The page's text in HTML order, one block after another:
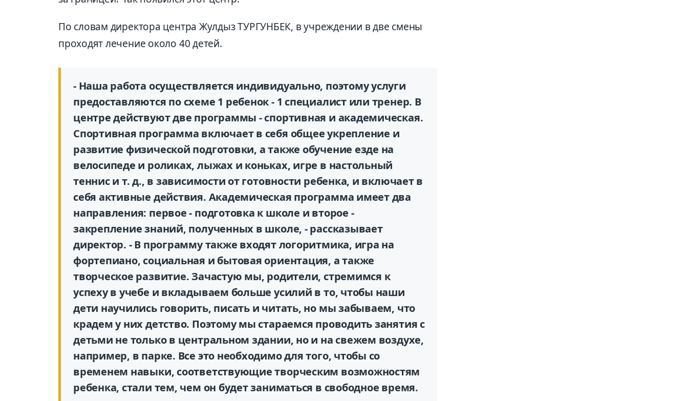
По словам директора центра Жулдыз ТУРГУНБЕК, в учреждении в две смены
проходят лечение около 40 детей.
- Наша работа осуществляется индивидуально, поэтому услуги
предоставляются по схеме 1 ребенок - 1 специа­лист или тренер. В
центре действуют две программы - спортивная и академичес­кая.
Спортивная программа включает в себя общее укреп­ление и
развитие физичес­кой подготовки, а также обу­чение езде на
велосипеде и роликах, лыжах и коньках, игре в настольный
теннис и т. д., в зависимости от готовности ребенка, и включает в
себя активные действия. Академическая программа имеет два
направления: первое - подготовка к школе и второе -
закрепление знаний, полученных в школе, - рассказывает
директор. - В программу также входят логоритмика, игра на
фортепиано, социальная и бытовая ориентация, а также
творческое развитие. Зачастую мы, родители, стремимся к
успеху в учебе и вкладываем больше усилий в то, чтобы наши
дети научились говорить, писать и читать, но мы забываем, что
крадем у них детство. Поэтому мы стараемся проводить занятия с
детьми не только в центральном здании, но и на свежем воздухе,
например, в парке. Все это необходимо для того, чтобы со
временем навыки, соответствующие творческим возможностям
ребенка, стали тем, чем он будет заниматься в свободное время.